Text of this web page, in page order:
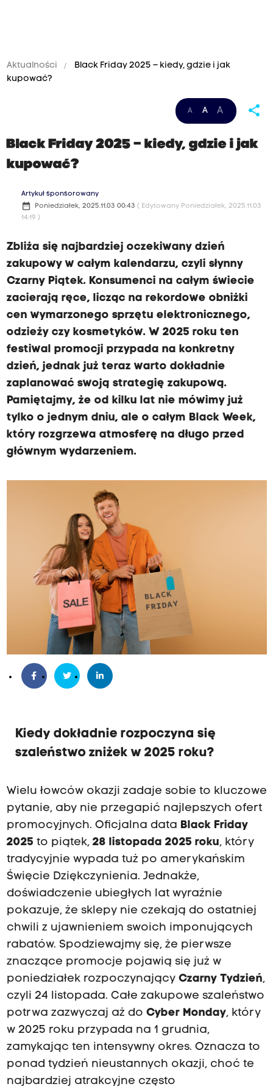
Aktualności
Black Friday 2025 – kiedy, gdzie i jak
kupować?
A A A share
Black Friday 2025 – kiedy, gdzie i jak
kupować?
Artykuł sponsorowany
date_range Poniedziałek, 2025.11.03 00:43 ( Edytowany Poniedziałek, 2025.11.03
14:19 )
Zbliża się najbardziej oczekiwany dzień
zakupowy w całym kalendarzu, czyli słynny
Czarny Piątek. Konsumenci na całym świecie
zacierają ręce, licząc na rekordowe obniżki
cen wymarzonego sprzętu elektronicznego,
odzieży czy kosmetyków. W 2025 roku ten
festiwal promocji przypada na konkretny
dzień, jednak już teraz warto dokładnie
zaplanować swoją strategię zakupową.
Pamiętajmy, że od kilku lat nie mówimy już
tylko o jednym dniu, ale o całym Black Week,
który rozgrzewa atmosferę na długo przed
głównym wydarzeniem.
Kiedy dokładnie rozpoczyna się
szaleństwo zniżek w 2025 roku?
Wielu łowców okazji zadaje sobie to kluczowe
pytanie, aby nie przegapić najlepszych ofert
promocyjnych. Oficjalna data Black Friday
2025 to piątek, 28 listopada 2025 roku, który
tradycyjnie wypada tuż po amerykańskim
Święcie Dziękczynienia. Jednakże,
doświadczenie ubiegłych lat wyraźnie
pokazuje, że sklepy nie czekają do ostatniej
chwili z ujawnieniem swoich imponujących
rabatów. Spodziewajmy się, że pierwsze
znaczące promocje pojawią się już w
poniedziałek rozpoczynający Czarny Tydzień,
czyli 24 listopada. Całe zakupowe szaleństwo
potrwa zazwyczaj aż do Cyber Monday, który
w 2025 roku przypada na 1 grudnia,
zamykając ten intensywny okres. Oznacza to
ponad tydzień nieustannych okazji, choć te
najbardziej atrakcyjne często